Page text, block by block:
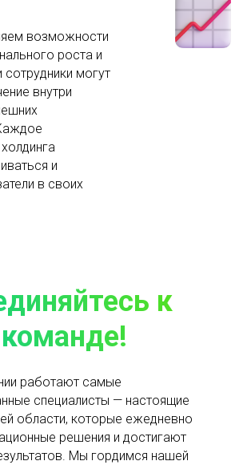
возможности
роста и
могут
внутри
и
в своих
к
работают самые
специалисты — настоящие
области, которые ежедневно
решения и достигают
Мы гордимся нашей